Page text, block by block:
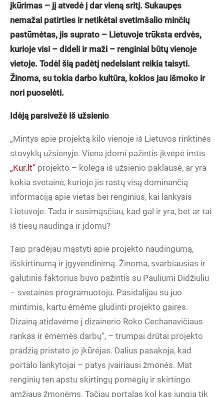
įkūrimas – jį atvedė į dar vieną sritį. Sukaupęs
nemažai patirties ir netikėtai svetimšalio minčių
pastūmėtas, jis suprato – Lietuvoje trūksta erdvės,
kurioje visi – dideli ir maži – renginiai būtų vienoje
vietoje. Todėl šią padėtį nedelsiant reikia taisyti.
Žinoma, su tokia darbo kultūra, kokios jau išmoko ir
nori puoselėti.
Idėją parsivežė iš užsienio
„Mintys apie projektą kilo vienoje iš Lietuvos rinktinės
stovyklų užsienyje. Viena įdomi pažintis įkvėpė imtis
„Kur.lt“ projekto – kolega iš užsienio paklausė, ar yra
kokia svetainė, kurioje jis rastų visą dominančią
informaciją apie vietas bei renginius, kai lankysis
Lietuvoje. Tada ir susimąsčiau, kad gal ir yra, bet ar tai
iš tiesų naudinga ir įdomu?
Taip pradėjau mąstyti apie projekto naudingumą,
išskirtinumą ir įgyvendinimą. Žinoma, svarbiausias ir
galutinis faktorius buvo pažintis su Pauliumi Didžiuliu
– svetainės programuotoju. Pasidalijau su juo
mintimis, kartu ėmėme gludinti projekto gaires.
Dizainą atidavėme į dizainerio Roko Cechanavičiaus
rankas ir ėmėmės darbų“, – trumpai drūtai projekto
pradžią pristato jo įkūrėjas. Dalius pasakoja, kad
portalo lankytojai – patys įvairiausi žmonės. Mat
renginių ten apstu skirtingų pomėgių ir skirtingo
amžiaus žmonėms. Tačiau portalas kol kas jungia tik